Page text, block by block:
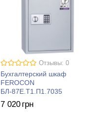
Отзывы: 0
Бухгалтерский шкаф
FEROCON
БЛ-87Е.Т1.П1.7035
7 020 грн